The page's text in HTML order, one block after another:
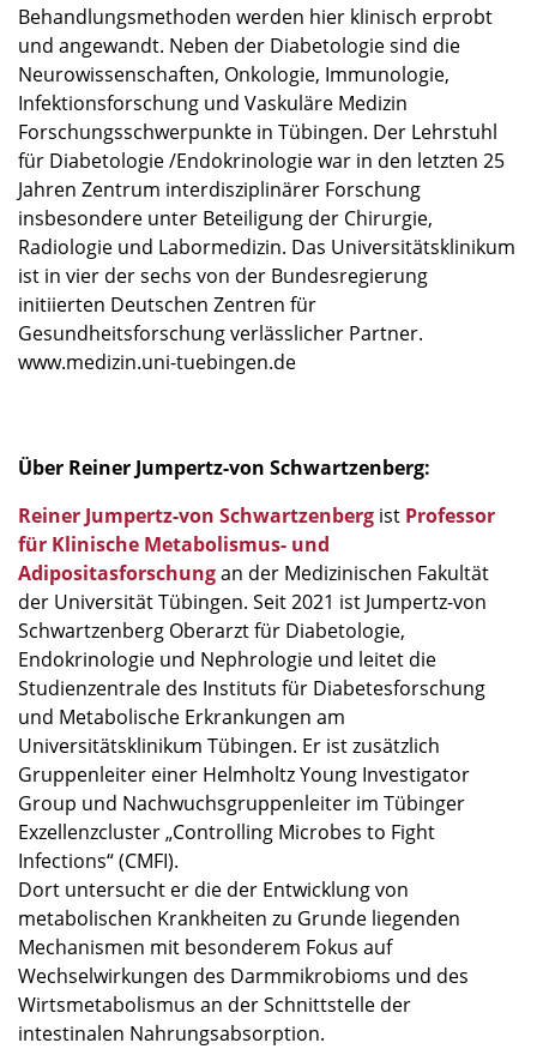
Behandlungsmethoden werden hier klinisch erprobt
und angewandt. Neben der Diabetologie sind die
Neurowissenschaften, Onkologie, Immunologie,
Infektionsforschung und Vaskuläre Medizin
Forschungsschwerpunkte in Tübingen. Der Lehrstuhl
für Diabetologie /Endokrinologie war in den letzten 25
Jahren Zentrum interdisziplinärer Forschung
insbesondere unter Beteiligung der Chirurgie,
Radiologie und Labormedizin. Das Universitätsklinikum
ist in vier der sechs von der Bundesregierung
initiierten Deutschen Zentren für
Gesundheitsforschung verlässlicher Partner.
www.medizin.uni-tuebingen.de
Über Reiner Jumpertz-von Schwartzenberg:
Reiner Jumpertz-von Schwartzenberg ist Professor
für Klinische Metabolismus- und
Adipositasforschungan der Medizinischen Fakultät
der Universität Tübingen. Seit 2021 ist Jumpertz-von
Schwartzenberg Oberarzt für Diabetologie,
Endokrinologie und Nephrologie und leitet die
Studienzentrale des Instituts für Diabetesforschung
und Metabolische Erkrankungen am
Universitätsklinikum Tübingen. Er ist zusätzlich
Gruppenleiter einer Helmholtz Young Investigator
Group und Nachwuchsgruppenleiter im Tübinger
Exzellenzcluster „Controlling Microbes to Fight
Infections“ (CMFI).
Dort untersucht er die der Entwicklung von
metabolischen Krankheiten zu Grunde liegenden
Mechanismen mit besonderem Fokus auf
Wechselwirkungen des Darmmikrobioms und des
Wirtsmetabolismus an der Schnittstelle der
intestinalen Nahrungsabsorption.